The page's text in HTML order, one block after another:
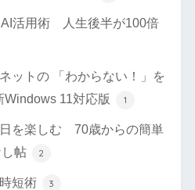
活用術 人生後半が100倍
ットの 「わからない！」を
11対応版
1
を楽しむ 70歳からの簡単
帖
2
短術 3